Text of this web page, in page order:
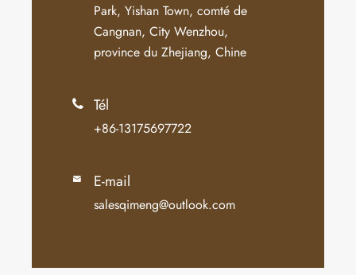
Park, Yishan Town, comté de
Cangnan, City Wenzhou,
province du Zhejiang, Chine
 Tél
+86-13175697722
 E-mail
salesqimeng@outlook.com